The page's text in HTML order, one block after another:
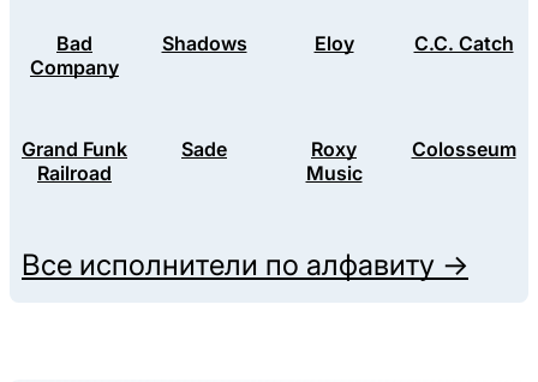
Bad
Company
Shadows Eloy C.C. Catch
Grand Funk
Railroad
Sade
Roxy
Music
Colosseum
Все исполнители по алфавиту →